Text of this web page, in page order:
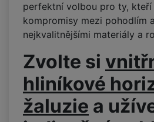
perfektní volbou pro ty, kteří
kompromisy mezi pohodlím
nejkvalitnějšími materiály a
Zvolte si
hliníkové
žaluzie a